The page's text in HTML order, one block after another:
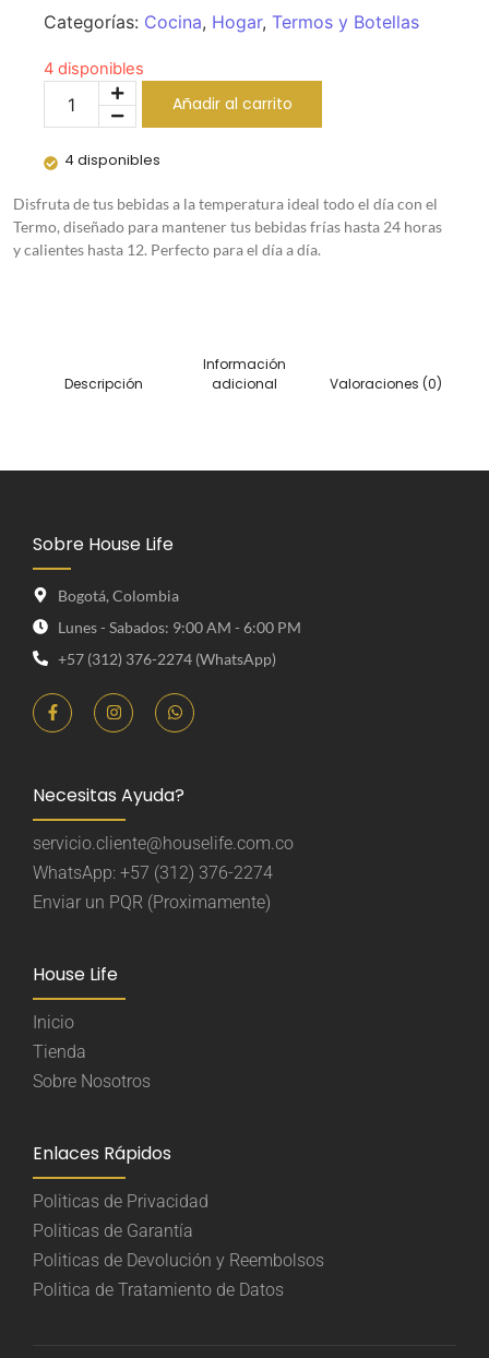
Categorías: Cocina, Hogar, Termos y Botellas
4 disponibles
Añadir al carrito
4 disponibles
Disfruta de tus bebidas a la temperatura ideal todo el día con el
Termo, diseñado para mantener tus bebidas frías hasta 24 horas
y calientes hasta 12. Perfecto para el día a día.
Descripción
Información
adicional
Valoraciones (0)
Sobre House Life
Bogotá, Colombia
Lunes - Sabados: 9:00 AM - 6:00 PM
+57 (312) 376-2274 (WhatsApp)
Necesitas Ayuda?
servicio.cliente@houselife.com.co
WhatsApp: +57 (312) 376-2274
Enviar un PQR (Proximamente)
House Life
Inicio
Tienda
Sobre Nosotros
Enlaces Rápidos
Politicas de Privacidad
Politicas de Garantía
Politicas de Devolución y Reembolsos
Politica de Tratamiento de Datos